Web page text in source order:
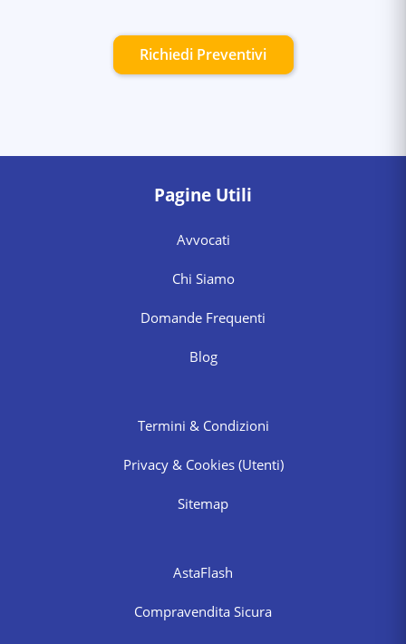
Richiedi Preventivi
Pagine Utili
Avvocati
Chi Siamo
Domande Frequenti
Blog
Termini & Condizioni
Privacy & Cookies (Utenti)
Sitemap
AstaFlash
Compravendita Sicura